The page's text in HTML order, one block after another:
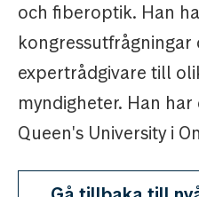
och fiberoptik. Han
expertrådgivare till
myndigheter. Han har
Queen's University i